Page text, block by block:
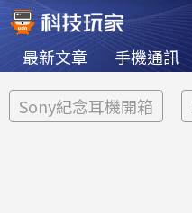
最新文章 手機通訊
Sony紀念耳機開箱